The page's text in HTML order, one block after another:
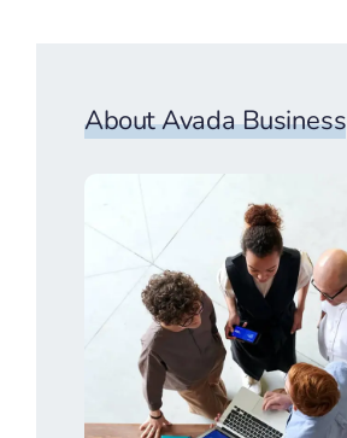
About Avada Business